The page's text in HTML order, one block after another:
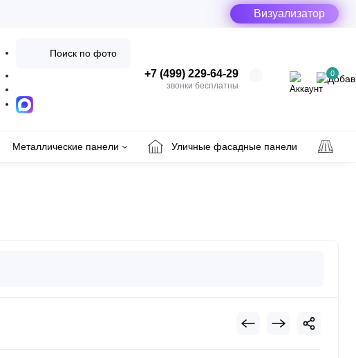
Визуализатор
+7 (499) 229-64-29
звонки бесплатны
0
Поиск по фото
Металлические панели Уличные фасадные панели